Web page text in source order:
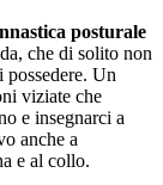
posturale
che di solito non
possedere. Un
viziate che
e insegnarci a
anche a
e al collo.